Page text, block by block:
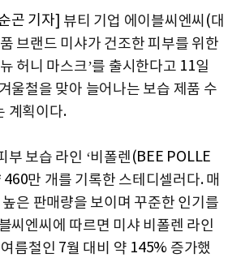
곤 기자] 뷰티 기업 에이블씨엔씨 (대
브랜드 미샤가 건조한 피부를 위한
허니 마스크’를 출시한다고 11일
울철을 맞아 늘어나는 보습 제품 수
계획이다.
부 보습 라인 ‘비폴렌(BEE POLLE
460만 개를 기록한 스테디셀러다.매
은 판매량을 보이며 꾸준한 인기를
씨엔씨에 따르면 미샤 비폴렌 라인
름철인 7월 대비 약 145% 증가했